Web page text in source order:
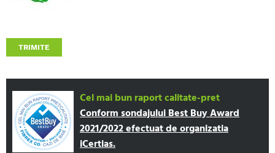
TRIMITE
Cel mai bun raport calitate-pret
Conform sondajului Best Buy Award
2021/2022 efectuat de organizatia
iCertias.